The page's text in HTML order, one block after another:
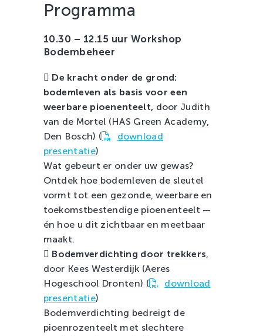
Programma
10.30 – 12.15 uur Workshop
Bodembeheer
 De kracht onder de grond:
bodemleven als basis voor een
weerbare pioenenteelt, door Judith
van de Mortel (HAS Green Academy,
Den Bosch) (
download
presentatie)
Wat gebeurt er onder uw gewas?
Ontdek hoe bodemleven de sleutel
vormt tot een gezonde, weerbare en
toekomstbestendige pioenenteelt —
én hoe u dit zichtbaar en meetbaar
maakt.
 Bodemverdichting door trekkers,
door Kees Westerdijk (Aeres
Hogeschool Dronten) (
download
presentatie)
Bodemverdichting bedreigt de
pioenrozenteelt met slechtere